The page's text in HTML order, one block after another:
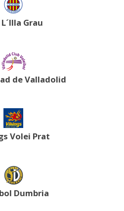
L´Illa Grau
de Valladolid
Volei Prat
Dumbria